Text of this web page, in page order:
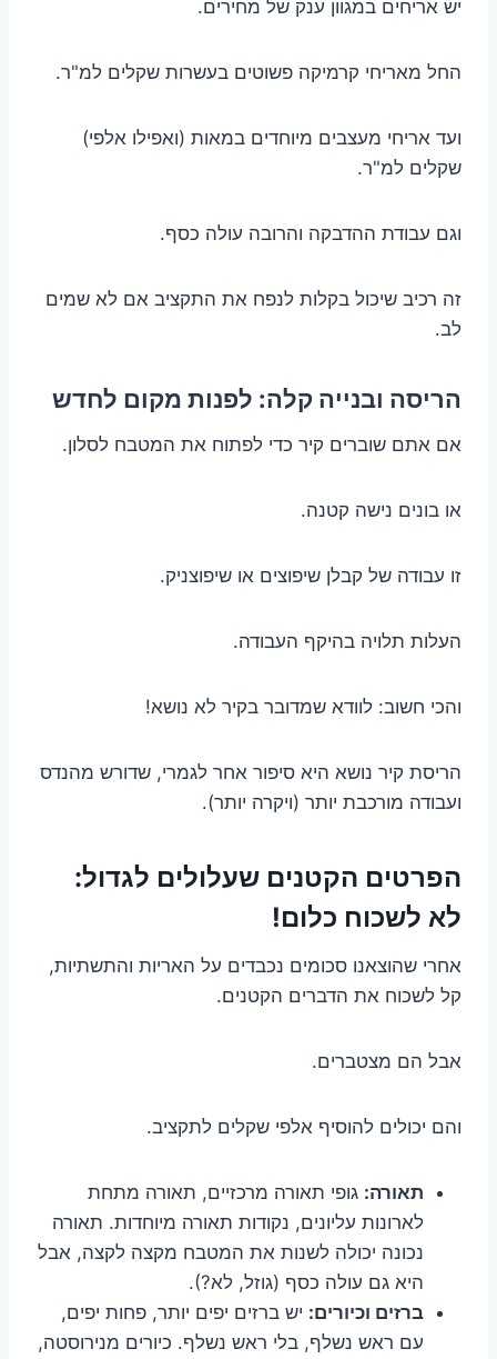
יש אריחים במגוון ענק של מחירים.
החל מאריחי קרמיקה פשוטים בעשרות שקלים למ"ר.
ועד אריחי מעצבים מיוחדים במאות (ואפילו אלפי)
שקלים למ"ר.
וגם עבודת ההדבקה והרובה עולה כסף.
זה רכיב שיכול בקלות לנפח את התקציב אם לא שמים
לב.
הריסה ובנייה קלה: לפנות מקום לחדש
אם אתם שוברים קיר כדי לפתוח את המטבח לסלון.
או בונים נישה קטנה.
זו עבודה של קבלן שיפוצים או שיפוצניק.
העלות תלויה בהיקף העבודה.
והכי חשוב: לוודא שמדובר בקיר לא נושא!
הריסת קיר נושא היא סיפור אחר לגמרי, שדורש מהנדס
ועבודה מורכבת יותר (ויקרה יותר).
הפרטים הקטנים שעלולים לגדול:
לא לשכוח כלום!
אחרי שהוצאנו סכומים נכבדים על האריות והתשתיות,
קל לשכוח את הדברים הקטנים.
אבל הם מצטברים.
והם יכולים להוסיף אלפי שקלים לתקציב.
תאורה: גופי תאורה מרכזיים, תאורה מתחת
לארונות עליונים, נקודות תאורה מיוחדות. תאורה
נכונה יכולה לשנות את המטבח מקצה לקצה, אבל
היא גם עולה כסף (גוזל, לא?).
ברזים וכיורים: יש ברזים יפים יותר, פחות יפים,
עם ראש נשלף, בלי ראש נשלף. כיורים מנירוסטה,